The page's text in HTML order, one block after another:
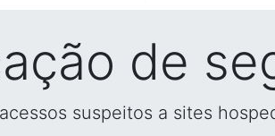
de
suspeitos a sites